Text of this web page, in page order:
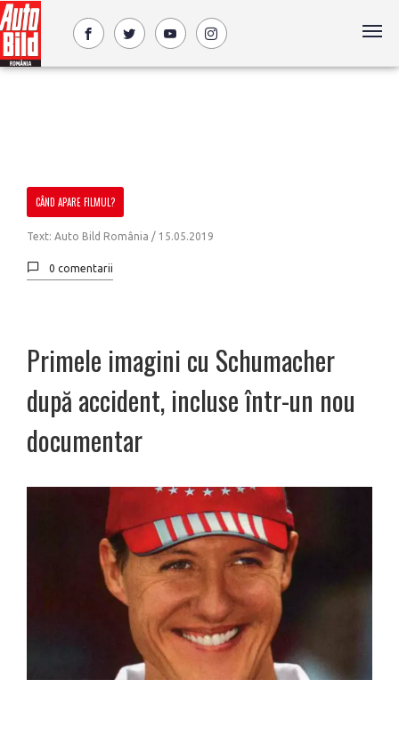
CÂND APARE FILMUL?
Text: Auto Bild România / 15.05.2019
0 comentarii
Primele imagini cu Schumacher
după accident, incluse într-un nou
documentar